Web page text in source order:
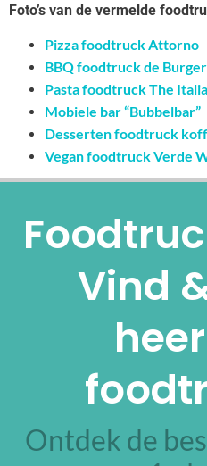
Foto’s van de vermelde
Pizza foodtruck Attorno
BBQ foodtruck de
Pasta foodtruck The
Mobiele bar “Bubbelbar”
Desserten foodtruck
Vegan foodtruck Verde
Vind
Ontdek de